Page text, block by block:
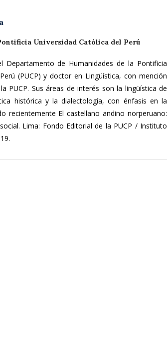
Universidad Católica del Perú
Departamento de Humanidades de la Pontificia
(PUCP) y doctor en Lingüística, con mención
PUCP. Sus áreas de interés son la lingüística de
histórica y la dialectología, con énfasis en la
recientemente El castellano andino norperuano:
Lima: Fondo Editorial de la PUCP / Instituto